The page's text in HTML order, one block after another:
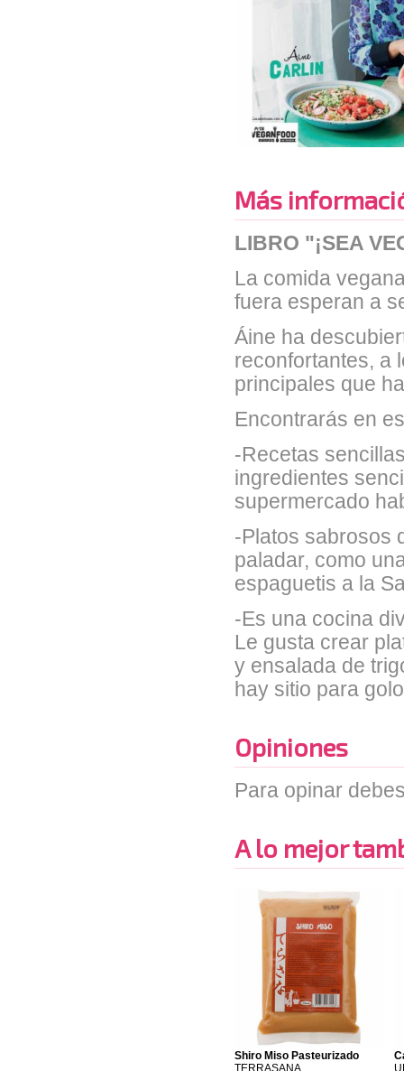
Más
LIBRO "¡SEA
La comida
fuera esperan a
Áine ha
reconfortantes, a
principales que
Encontrarás en
-Recetas
ingredientes
supermercado
-Platos sabrosos
paladar, como
espaguetis a la
-Es una cocina
Le gusta crear
y ensalada de
hay sitio para
Opiniones
Para opinar
A lo mejor
Shiro Miso Pasteurizado
TERRASANA